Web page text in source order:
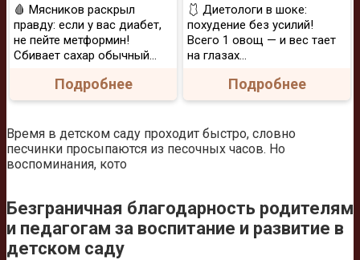
🩸 Мясников раскрыл
правду: если у вас диабет,
не пейте метформин!
Сбивает сахар обычный...
Подробнее
🩱 Диетологи в шоке:
похудение без усилий!
Всего 1 овощ — и вес тает
на глазах…
Подробнее
Время в детском саду проходит быстро, словно
песчинки просыпаются из песочных часов. Но
воспоминания, кото
Безграничная благодарность родителям
и педагогам за воспитание и развитие в
детском саду